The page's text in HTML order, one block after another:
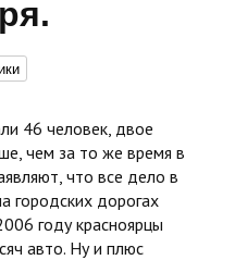
46 человек, двое
чем за то же время в
что все дело в
городских дорогах
году красноярцы
авто. Ну и плюс